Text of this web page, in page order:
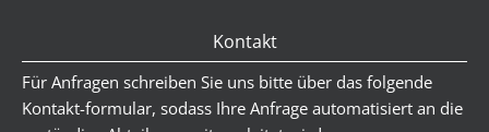
Kontakt
Für Anfragen schreiben Sie uns bitte über das folgende
Kontakt-formular, sodass Ihre Anfrage automatisiert an die